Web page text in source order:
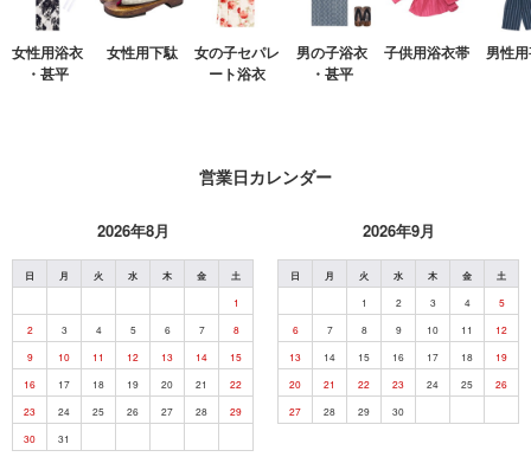
女性用浴衣
・甚平
女性用下駄
女の子セパレ
ート浴衣
男の子浴衣
・甚平
子供用浴衣帯 男性
営業日カレンダー
2026年8月
日 月 火 水 木 金
土
1
2
3 4 5 6 7
8
9
10 11 12 13 14
15
16
17 18 19 20 21
22
23
24 25 26 27 28
29
30
31
2026年9月
日 月 火 水 木 金
土
1
2 3 4
5
6
7 8 9 10 11
12
13
14 15 16 17 18
19
20
21 22 23 24 25
26
27
28 29 30